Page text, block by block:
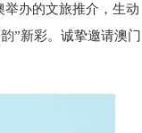
办的文旅推介，生动
”新彩。诚挚邀请澳门